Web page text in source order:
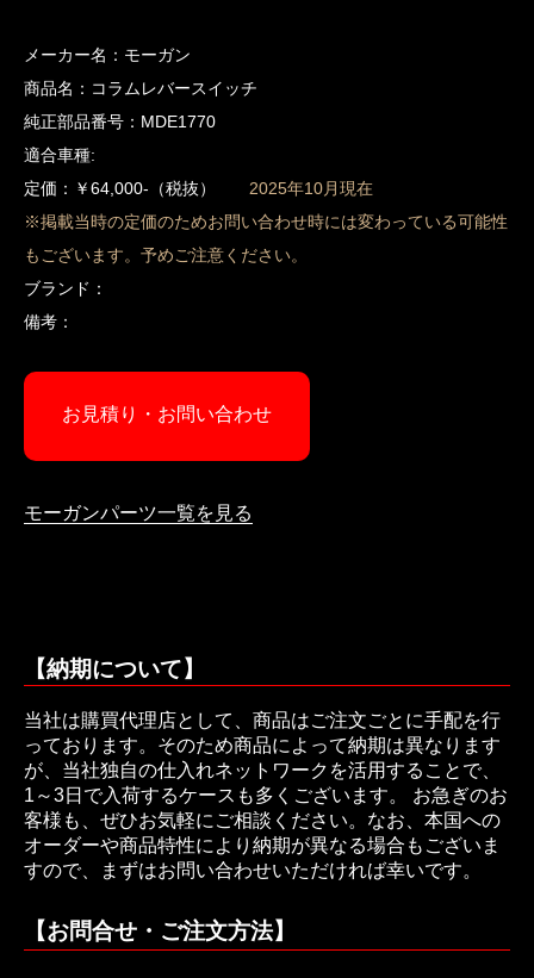
メーカー名：モーガン
商品名：コラムレバースイッチ
純正部品番号：MDE1770
適合車種:
定価：￥64,000-（税抜） 2025年10月現在
※掲載当時の定価のためお問い合わせ時には変わっている可能性
もございます。予めご注意ください。
ブランド：
備考：
お見積り・お問い合わせ
モーガンパーツ一覧を見る
【納期について】
当社は購買代理店として、商品はご注文ごとに手配を行
っております。そのため商品によって納期は異なります
が、当社独自の仕入れネットワークを活用することで、
1～3日で入荷するケースも多くございます。 お急ぎのお
客様も、ぜひお気軽にご相談ください。なお、本国への
オーダーや商品特性により納期が異なる場合もございま
すので、まずはお問い合わせいただければ幸いです。
【お問合せ・ご注文方法】